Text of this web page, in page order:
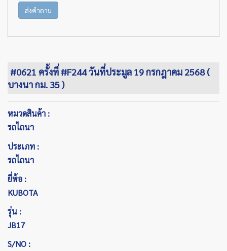
ส่งคำถาม
#0621 ครั้งที่ #F244 วันที่ประมูล 19 กรกฎาคม 2568 (
บางนา กม. 35 )
หมวดสินค้า :
รถไถนา
ประเภท :
รถไถนา
ยี่ห้อ :
KUBOTA
รุ่น :
JB17
S/NO :